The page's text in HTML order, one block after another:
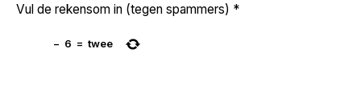
Vul de rekensom in (tegen spammers) *
− 6 = twee